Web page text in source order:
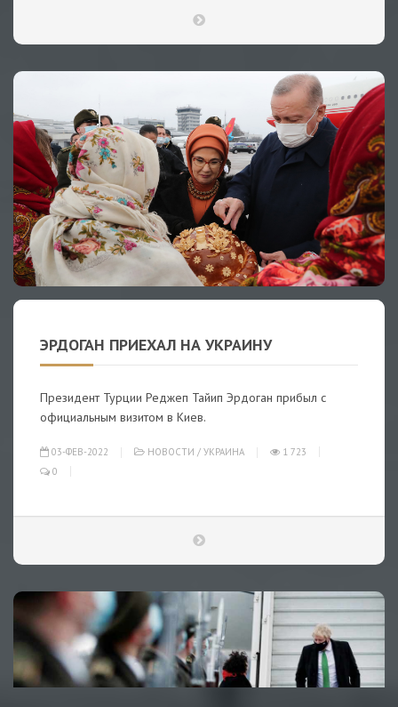
ЭРДОГАН ПРИЕХАЛ НА УКРАИНУ
Президент Турции Реджеп Тайип Эрдоган прибыл с
официальным визитом в Киев.
03-ФЕВ-2022 НОВОСТИ / УКРАИНА
1 723
0